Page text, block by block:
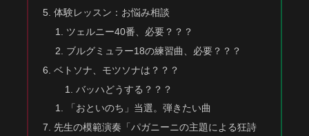
体験レッスン：お悩み相談
ツェルニー40番、必要？？？
ブルグミュラー18の練習曲、必要？？？
ベトソナ、モツソナは？？？
バッハどうする？？？
「おといのち」当選。弾きたい曲
先生の模範演奏「パガニーニの主題による狂詩